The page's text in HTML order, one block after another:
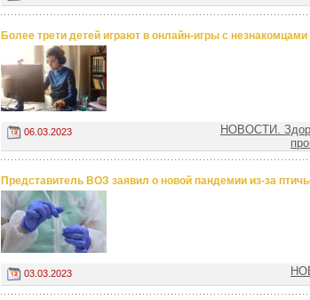
Более трети детей играют в онлайн-игры с незнакомцами
06.03.2023 НОВОСТИ.
Представитель ВОЗ заявил о новой пандемии из-за
03.03.2023